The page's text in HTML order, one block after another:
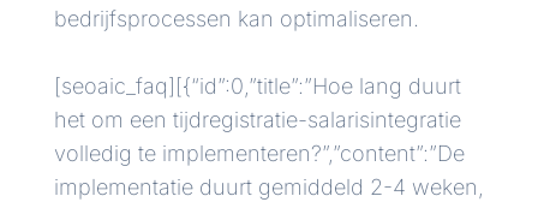
bedrijfsprocessen kan optimaliseren.
[seoaic_faq][{“id”:0,”title”:”Hoe lang duurt
het om een tijdregistratie-salarisintegratie
volledig te implementeren?”,”content”:”De
implementatie duurt gemiddeld 2-4 weken,